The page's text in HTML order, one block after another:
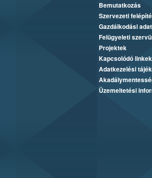
Bemutatkozás
Szervezeti
Gazdálkodási
Felügyeleti
Projektek
Kapcsolódó linkek
Adatkezelési
Üzemeltetési